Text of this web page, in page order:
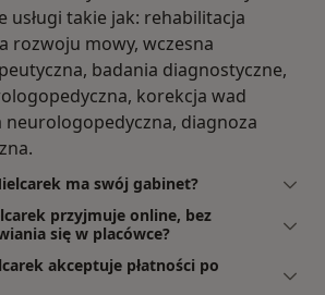
usługi takie jak: rehabilitacja
rozwoju mowy, wczesna
badania diagnostyczne,
korekcja wad
diagnoza
ma swój gabinet?
przyjmuje online, bez
się w placówce?
akceptuje płatności po